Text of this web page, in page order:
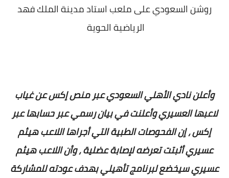
روشن السعودي على ملعب استاد مدينة الملك فهد
الرياضية الحوية
وأعلن نادي الأهلي السعودي عبر منص إكس عن غياب
لاعبها العسيري وأعلنت في بيان رسمي عبر حسابها عبر
إكس ، إن الفحوصات الطبية التي أجراها اللاعب هيثم
عسيري أثبتت تعرضه لإصابة عضلية ، وأن اللاعب هيثم
عسيري سيخضع لبرنامج تأهيلي بهدف عودته للمشاركة